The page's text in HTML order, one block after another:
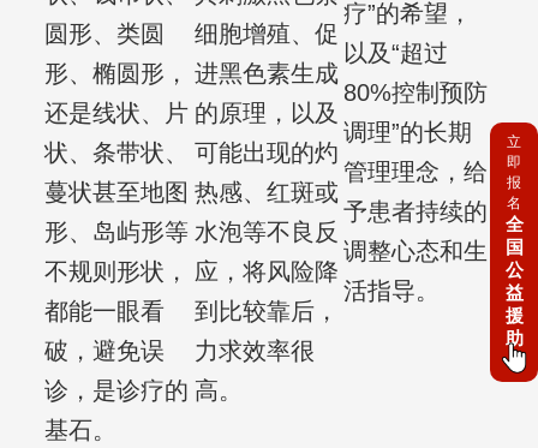
圆形、类圆
形、椭圆形，
还是线状、片
状、条带状、
蔓状甚至地图
形、岛屿形等
不规则形状，
都能一眼看
破，避免误
诊，是诊疗的
基石。
细胞增殖、促
进黑色素生成
的原理，以及
可能出现的灼
热感、红斑或
水泡等不良反
应，将风险降
到比较靠后，
力求效率很
高。
疗”的希望，
以及“超过
80%控制预防
调理”的长期
管理理念，给
予患者持续的
调整心态和生
活指导。
立
即
报
名
全
国
公
益
援
助